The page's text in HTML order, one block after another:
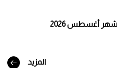
أغسطس 2026
المزيد